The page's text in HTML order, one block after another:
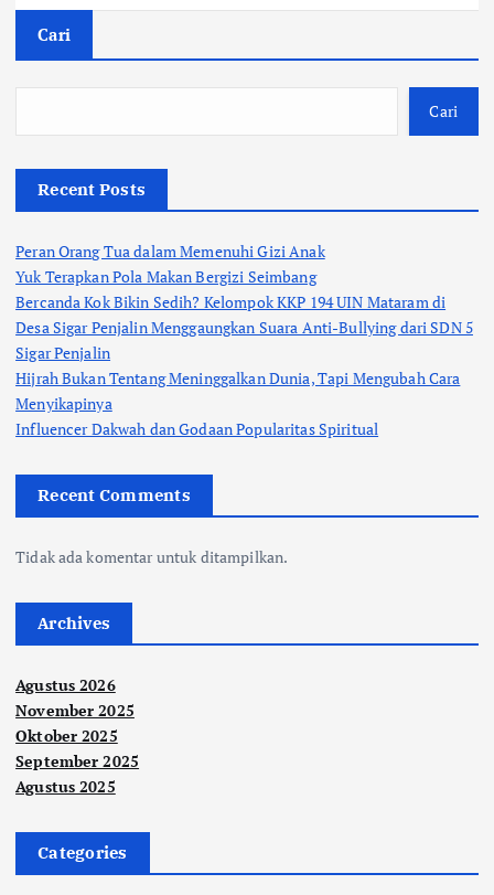
Cari
Cari
Recent Posts
Peran Orang Tua dalam Memenuhi Gizi Anak
Yuk Terapkan Pola Makan Bergizi Seimbang
Bercanda Kok Bikin Sedih? Kelompok KKP 194 UIN Mataram di
Desa Sigar Penjalin Menggaungkan Suara Anti-Bullying dari SDN 5
Sigar Penjalin
Hijrah Bukan Tentang Meninggalkan Dunia, Tapi Mengubah Cara
Menyikapinya
Influencer Dakwah dan Godaan Popularitas Spiritual
Recent Comments
Tidak ada komentar untuk ditampilkan.
Archives
Agustus 2026
November 2025
Oktober 2025
September 2025
Agustus 2025
Categories